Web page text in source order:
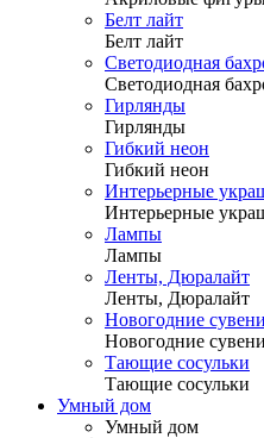
Белт лайт
Белт лайт
Светодиодная
Светодиодная
Гирлянды
Гирлянды
Гибкий неон
Гибкий неон
Интерьерные
Интерьерные
Лампы
Лампы
Ленты, Дюралайт
Ленты, Дюралайт
Новогодние
Новогодние
Тающие сосульки
Тающие сосульки
Умный дом
Умный дом